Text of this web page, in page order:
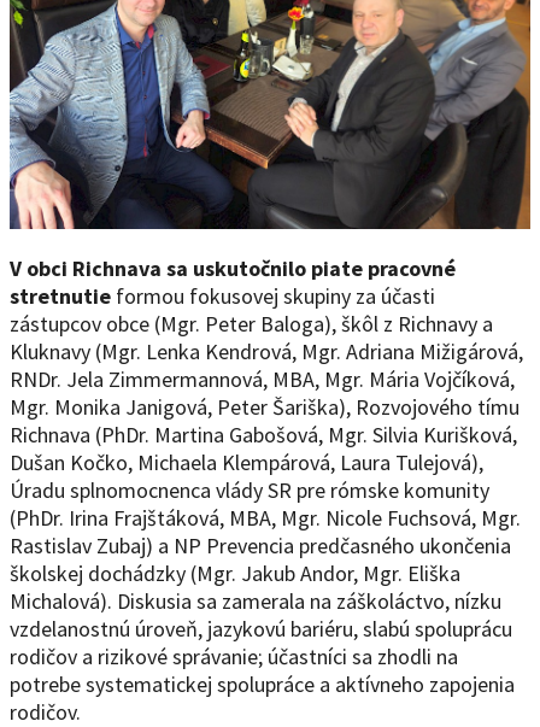
V obci Richnava sa uskutočnilo piate pracovné
stretnutie formou fokusovej skupiny za účasti
zástupcov obce (Mgr. Peter Baloga), škôl z Richnavy a
Kluknavy (Mgr. Lenka Kendrová, Mgr. Adriana Mižigárová,
RNDr. Jela Zimmermannová, MBA, Mgr. Mária Vojčíková,
Mgr. Monika Janigová, Peter Šariška), Rozvojového tímu
Richnava (PhDr. Martina Gabošová, Mgr. Silvia Kurišková,
Dušan Kočko, Michaela Klempárová, Laura Tulejová),
Úradu splnomocnenca vlády SR pre rómske komunity
(PhDr. Irina Frajštáková, MBA, Mgr. Nicole Fuchsová, Mgr.
Rastislav Zubaj) a NP Prevencia predčasného ukončenia
školskej dochádzky (Mgr. Jakub Andor, Mgr. Eliška
Michalová). Diskusia sa zamerala na záškoláctvo, nízku
vzdelanostnú úroveň, jazykovú bariéru, slabú spoluprácu
rodičov a rizikové správanie; účastníci sa zhodli na
potrebe systematickej spolupráce a aktívneho zapojenia
rodičov.